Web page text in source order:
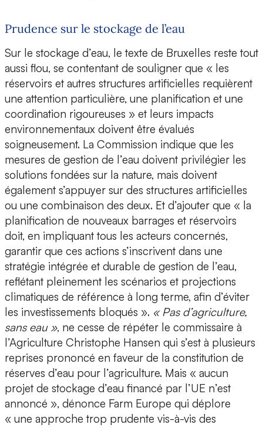
Prudence sur le stockage de l’eau
Sur le stockage d’eau, le texte de Bruxelles reste tout
aussi flou, se contentant de souligner que « les
réservoirs et autres structures artificielles requièrent
une attention particulière, une planification et une
coordination rigoureuses » et leurs impacts
environnementaux doivent être évalués
soigneusement. La Commission indique que les
mesures de gestion de l’eau doivent privilégier les
solutions fondées sur la nature, mais doivent
également s’appuyer sur des structures artificielles
ou une combinaison des deux. Et d’ajouter que « la
planification de nouveaux barrages et réservoirs
doit, en impliquant tous les acteurs concernés,
garantir que ces actions s’inscrivent dans une
stratégie intégrée et durable de gestion de l’eau,
reflétant pleinement les scénarios et projections
climatiques de référence à long terme, afin d’éviter
les investissements bloqués ». « Pas d’agriculture,
sans eau », ne cesse de répéter le commissaire à
l’Agriculture Christophe Hansen qui s’est à plusieurs
reprises prononcé en faveur de la constitution de
réserves d’eau pour l’agriculture. Mais « aucun
projet de stockage d’eau financé par l’UE n’est
annoncé », dénonce Farm Europe qui déplore
« une approche trop prudente vis-à-vis des